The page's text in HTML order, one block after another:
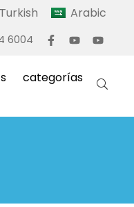
Turkish Arabic
6004
categorías